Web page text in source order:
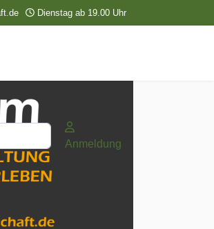
Dienstag ab 19.00 Uhr
Anmeldung